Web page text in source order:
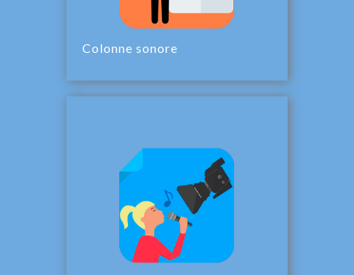
Colonne sonore